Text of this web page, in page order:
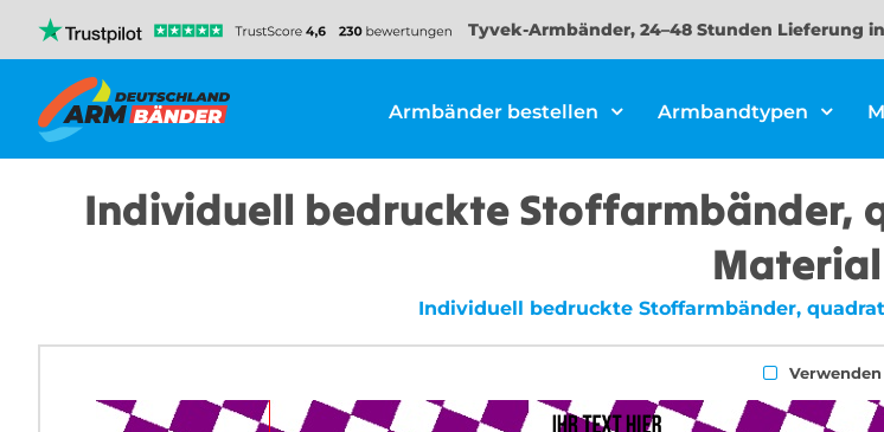
Tyvek-Armbänder, 24–48 Stunden Lieferung
Armbänder bestellen Armbandtypen
Individuell bedruckte Stoffarmbänder,
Material
Individuell bedruckte Stoffarmbänder,